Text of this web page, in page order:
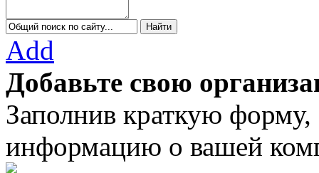
Add
Добавьте свою
Заполнив краткую
информацию о вашей